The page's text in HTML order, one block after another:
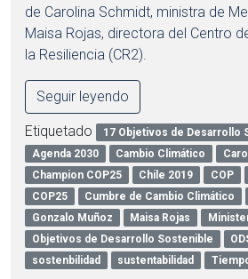
de Carolina Schmidt, ministra de
Maisa Rojas, directora del Centro
la Resiliencia (CR2).
Seguir leyendo
Etiquetado
17 Objetivos de Desarrollo
Agenda 2030
Cambio Climático
Champion COP25
Chile 2019 COP
COP25
Cumbre de Cambio Climático
Gonzalo Muñoz
Maisa Rojas
Objetivos de Desarrollo Sostenible
sostenbilidad
sustentabilidad